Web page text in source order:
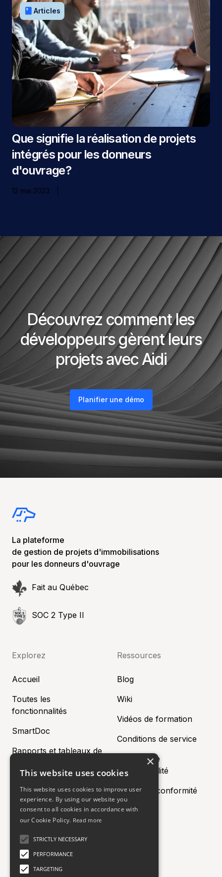
book Articles
Que signifie la réalisation de projets
intégrés pour les donneurs
d'ouvrage?
12 mai 2023
Découvrez comment les
développeurs gèrent leurs
projets avec Aidi
Planifier une démo
La plateforme
de gestion de projets d'immobilisations
pour les donneurs d'ouvrage
Fait au Québec
SOC 2 Type II
Explorez
Accueil
Toutes les
fonctionnalités
SmartDoc
Rapports et tableaux de
Partenaires
Ressources
Blog
Wiki
Vidéos de formation
Conditions de service
Politique de
confidentialité
Centre de conformité
Contactez-nous
Compagnie
×
This website uses cookies
This website uses cookies to improve user
experience. By using our website you
consent to all cookies in accordance with
our Cookie Policy. Read more
STRICTLY NECESSARY
PERFORMANCE
TARGETING